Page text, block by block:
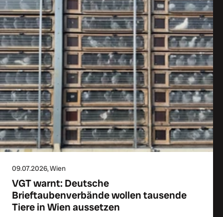
09.07.2026, Wien
VGT warnt: Deutsche
Brieftaubenverbände wollen tausende
Tiere in Wien aussetzen